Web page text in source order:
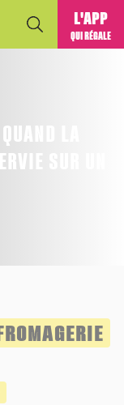
L'APP
QUI RÉGALE
LA
SUR UN